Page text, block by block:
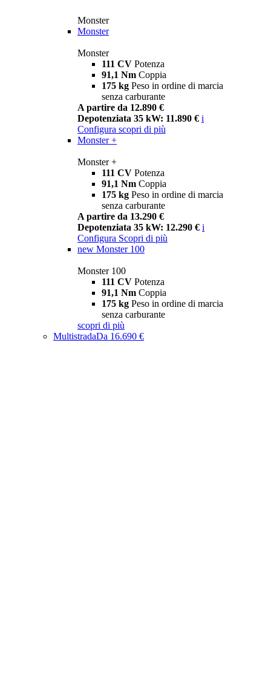
Monster
Monster
Monster
111 CV Potenza
91,1 Nm Coppia
175 kg Peso in ordine di marcia
senza carburante
A partire da 12.890 €
Depotenziata 35 kW: 11.890 € i
Configura scopri di più
Monster +
Monster +
111 CV Potenza
91,1 Nm Coppia
175 kg Peso in ordine di marcia
senza carburante
A partire da 13.290 €
Depotenziata 35 kW: 12.290 € i
Configura Scopri di più
new Monster 100
Monster 100
111 CV Potenza
91,1 Nm Coppia
175 kg Peso in ordine di marcia
senza carburante
scopri di più
MultistradaDa 16.690 €